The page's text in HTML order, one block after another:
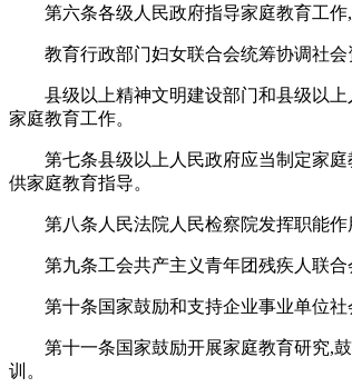
第六条各级人民政府指导家庭教育工
教育行政部门妇女联合会统筹协调社
县级以上精神文明建设部门和县级以
家庭教育工作。
第七条县级以上人民政府应当制定家
供家庭教育指导。
第八条人民法院人民检察院发挥职能
第九条工会共产主义青年团残疾人联
第十条国家鼓励和支持企业事业单位
第十一条国家鼓励开展家庭教育研究,
训。